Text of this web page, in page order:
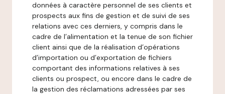
données à caractère personnel de ses clients et
prospects aux fins de gestion et de suivi de ses
relations avec ces derniers, y compris dans le
cadre de l’alimentation et la tenue de son fichier
client ainsi que de la réalisation d’opérations
d’importation ou d’exportation de fichiers
comportant des informations relatives à ses
clients ou prospect, ou encore dans le cadre de
la gestion des réclamations adressées par ses